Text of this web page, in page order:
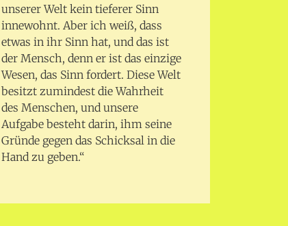
unserer Welt kein tieferer Sinn
innewohnt. Aber ich weiß, dass
etwas in ihr Sinn hat, und das ist
der Mensch, denn er ist das einzige
Wesen, das Sinn fordert. Diese Welt
besitzt zumindest die Wahrheit
des Menschen, und unsere
Aufgabe besteht darin, ihm seine
Gründe gegen das Schicksal in die
Hand zu geben.“